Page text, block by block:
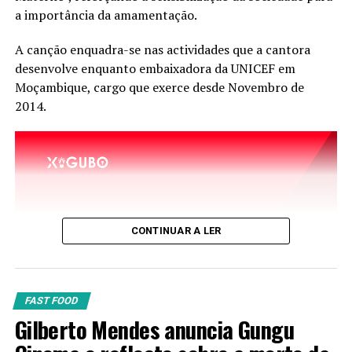
a importância da amamentação.
A canção enquadra-se nas actividades que a cantora
desenvolve enquanto embaixadora da UNICEF em
Moçambique, cargo que exerce desde Novembro de
2014.
CONTINUAR A LER
FAST FOOD
Gilberto Mendes anuncia Gungu